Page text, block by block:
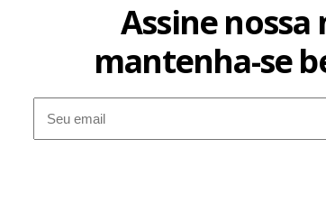
Assine
mantenha-se